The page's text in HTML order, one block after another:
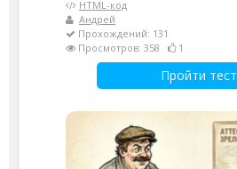
HTML-код
Андрей
Прохождений: 131
Просмотров: 358
1
Пройти тест